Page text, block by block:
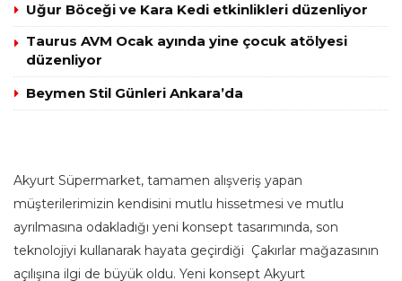
Uğur Böceği ve Kara Kedi etkinlikleri düzenliyor
Taurus AVM Ocak ayında yine çocuk atölyesi
düzenliyor
Beymen Stil Günleri Ankara’da
Akyurt Süpermarket, tamamen alışveriş yapan
müşterilerimizin kendisini mutlu hissetmesi ve mutlu
ayrılmasına odakladığı yeni konsept tasarımında, son
teknolojiyi kullanarak hayata geçirdiği Çakırlar mağazasının
açılışına ilgi de büyük oldu. Yeni konsept Akyurt